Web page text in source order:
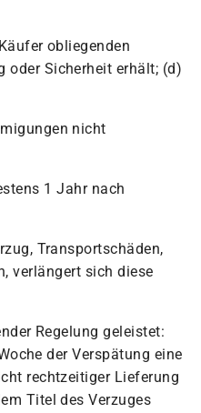
obliegenden
oder Sicherheit erhält; (d)
nicht
1 Jahr nach
Transportschäden,
verlängert sich diese
Regelung geleistet:
der Verspätung eine
rechtzeitiger Lieferung
Titel des Verzuges